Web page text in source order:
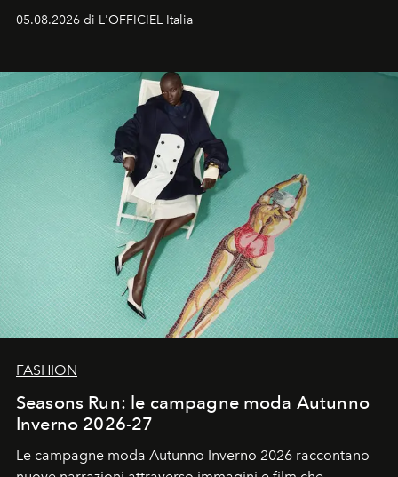
formali e a ridefinire il concetto stesso di silhouette.
un’impronta indelebile nella storia della moda.
05.08.2026 di L'OFFICIEL Italia
FASHION
Seasons Run: le campagne moda Autunno
Inverno 2026-27
Le campagne moda Autunno Inverno 2026 raccontano